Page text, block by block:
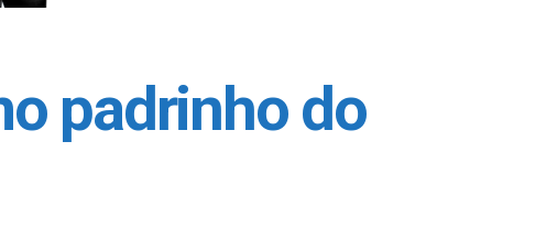
padrinho do